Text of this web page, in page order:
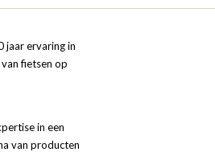
jaar ervaring in
fietsen op
in een
van producten